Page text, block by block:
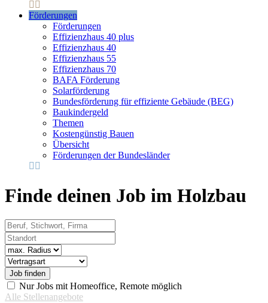
Förderungen
Förderungen
Effizienzhaus 40 plus
Effizienzhaus 40
Effizienzhaus 55
Effizienzhaus 70
BAFA Förderung
Solarförderung
Bundesförderung für effiziente Gebäude (BEG)
Baukindergeld
Themen
Kostengünstig Bauen
Übersicht
Förderungen der Bundesländer
Finde deinen Job im Holzbau
Beruf, Stichwort, Firma
Standort
Radius
Vertragsart
Nur Jobs mit Homeoffice, Remote möglich
Alle Stellenangebote